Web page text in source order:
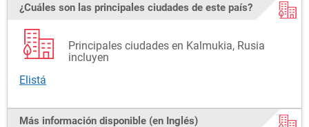
¿Cuáles son las principales ciudades de este país?
Principales ciudades en Kalmukia, Rusia
incluyen
Elistá
Más información disponible (en Inglés)